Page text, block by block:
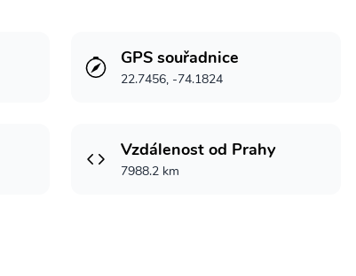
GPS souřadnice
22.7456, -74.1824
Vzdálenost od Prahy
7988.2 km